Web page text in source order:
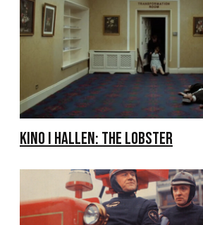
KINO I HALLEN: THE LOBSTER